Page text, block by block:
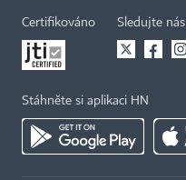
Certifikováno Sledujte nás
Stáhněte si aplikaci HN